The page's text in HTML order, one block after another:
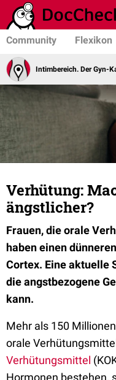
Community Flexikon
Intimbereich. Der Gyn-
Verhütung:
ängstlicher?
Frauen, die orale
haben einen
Cortex. Eine aktuelle
die angstbezogene
kann.
Mehr als 150
orale
Verhütungsmittel
Hormonen bestehen,